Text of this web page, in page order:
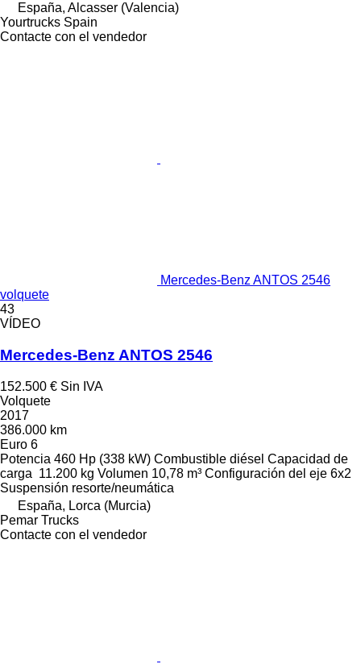
España, Alcasser (Valencia)
Yourtrucks Spain
Contacte con el vendedor
Mercedes-Benz ANTOS 2546
volquete
43
VÍDEO
Mercedes-Benz ANTOS 2546
152.500 € Sin IVA
Volquete
2017
386.000 km
Euro 6
Potencia 460 Hp (338 kW) Combustible diésel Capacidad de
carga 11.200 kg Volumen 10,78 m³ Configuración del eje 6x2
Suspensión resorte/neumática
España, Lorca (Murcia)
Pemar Trucks
Contacte con el vendedor